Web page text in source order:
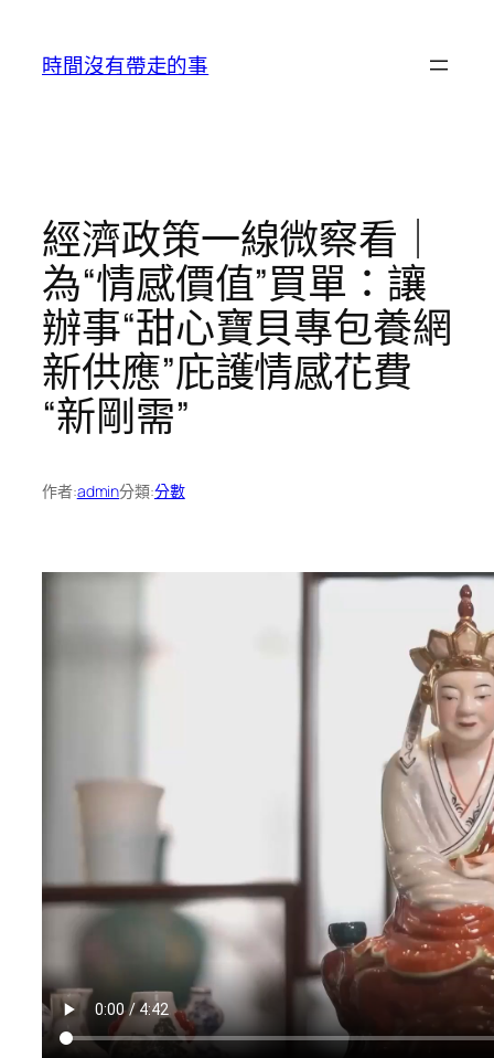
時間沒有帶走的事
經濟政策一線微察看｜
為“情感價值”買單：讓
辦事“甜心寶貝專包養網
新供應”庇護情感花費
“新剛需”
作者:admin分類:分數